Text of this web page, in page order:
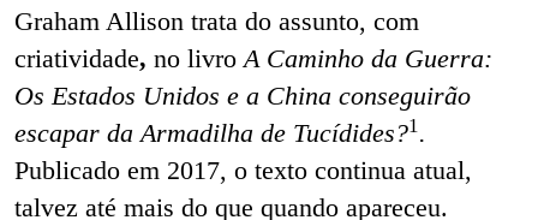
Graham Allison trata do assunto, com
criatividade, no livroA Caminho da Guerra:
Os Estados Unidos e a China conseguirão
escapar da Armadilha de Tucídides?1.
Publicado em 2017, o texto continua atual,
talvez até mais do que quando apareceu.